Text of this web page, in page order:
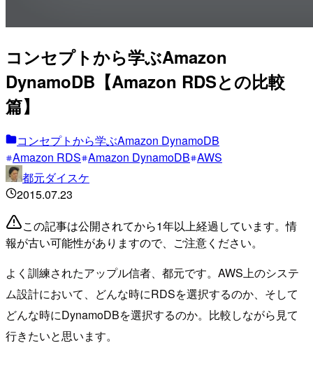
コンセプトから学ぶAmazon
DynamoDB【Amazon RDSとの比較
篇】
コンセプトから学ぶAmazon DynamoDB
Amazon RDS Amazon DynamoDB AWS
都元ダイスケ
2015.07.23
この記事は公開されてから1年以上経過しています。情
報が古い可能性がありますので、ご注意ください。
よく訓練されたアップル信者、都元です。AWS上のシステ
ム設計において、どんな時にRDSを選択するのか、そして
どんな時にDynamoDBを選択するのか。比較しながら見て
行きたいと思います。